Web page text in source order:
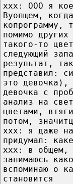
ххх: ООО я
Вуопщем,
копрограмму,
помимо
такого-то
следующий
результат,
представил:
это девочка),
девочка с
анализ на
цветами,
потом,
ххх: я даже
придумал:
ххх: в общем,
занимаюсь
вспоминаю о
становится